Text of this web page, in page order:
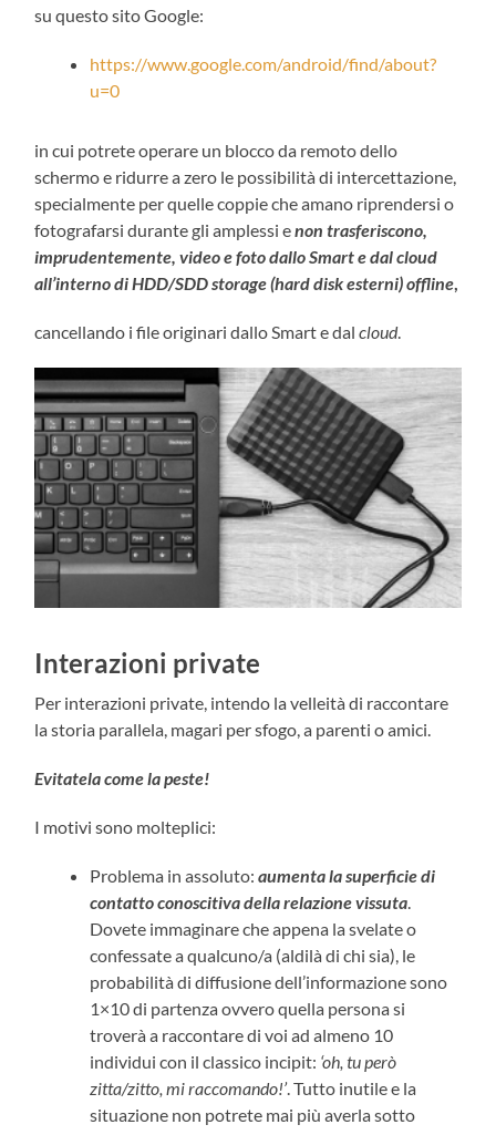
su questo sito Google:
https://www.google.com/android/find/about?
u=0
in cui potrete operare un blocco da remoto dello
schermo e ridurre a zero le possibilità di intercettazione,
specialmente per quelle coppie che amano riprendersi o
fotografarsi durante gli amplessi enon trasferiscono,
imprudentemente, video e foto dallo Smart e dal cloud
all’interno di HDD/SDD storage (hard disk esterni) offline,
cancellando i file originari dallo Smart e dalcloud.
Interazioni private
Per interazioni private, intendo la velleità di raccontare
la storia parallela, magari per sfogo, a parenti o amici.
Evitatela come la peste!
I motivi sono molteplici:
Problema in assoluto:aumenta la superficie di
contatto conoscitiva della relazione vissuta.
Dovete immaginare che appena la svelate o
confessate a qualcuno/a (aldilà di chi sia), le
probabilità di diffusione dell’informazione sono
1×10 di partenza ovvero quella persona si
troverà a raccontare di voi ad almeno 10
individui con il classico incipit: ‘oh, tu però
zitta/zitto, mi raccomando!’. Tutto inutile e la
situazione non potrete mai più averla sotto